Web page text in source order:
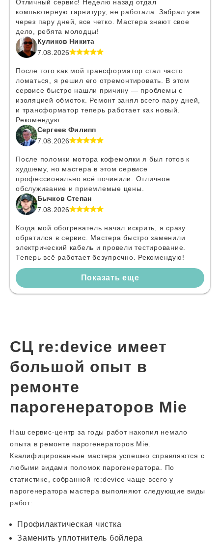
Отличный сервис! Неделю назад отдал
компьютерную гарнитуру, не работала. Забрал уже
через пару дней, все четко. Мастера знают свое
дело, ребята молодцы!
Куликов Никита
7.08.2026
После того как мой трансформатор стал часто
ломаться, я решил его отремонтировать. В этом
сервисе быстро нашли причину — проблемы с
изоляцией обмоток. Ремонт занял всего пару дней,
и трансформатор теперь работает как новый.
Рекомендую.
Сергеев Филипп
7.08.2026
После поломки мотора кофемолки я был готов к
худшему, но мастера в этом сервисе
профессионально всё починили. Отличное
обслуживание и приемлемые цены.
Бычков Степан
7.08.2026
Когда мой обогреватель начал искрить, я сразу
обратился в сервис. Мастера быстро заменили
электрический кабель и провели тестирование.
Теперь всё работает безупречно. Рекомендую!
Показать еще
СЦ re:device имеет
большой опыт в
ремонте
парогенераторов Mie
Наш сервис-центр за годы работ накопил немало
опыта в ремонте парогенераторов Mie.
Квалифицированные мастера успешно справляются с
любыми видами поломок парогенератора. По
статистике, собранной re:device чаще всего у
парогенератора мастера выполняют следующие виды
работ:
Профилактическая чистка
Заменить уплотнитель бойлера